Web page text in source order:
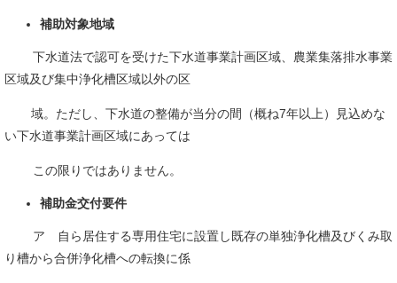
補助対象地域
下水道法で認可を受けた下水道事業計画区域、農業集落排水事業
区域及び集中浄化槽区域以外の区
域。ただし、下水道の整備が当分の間（概ね7年以上）見込めな
い下水道事業計画区域にあっては
この限りではありません。
補助金交付要件
ア 自ら居住する専用住宅に設置し既存の単独浄化槽及びくみ取
り槽から合併浄化槽への転換に係